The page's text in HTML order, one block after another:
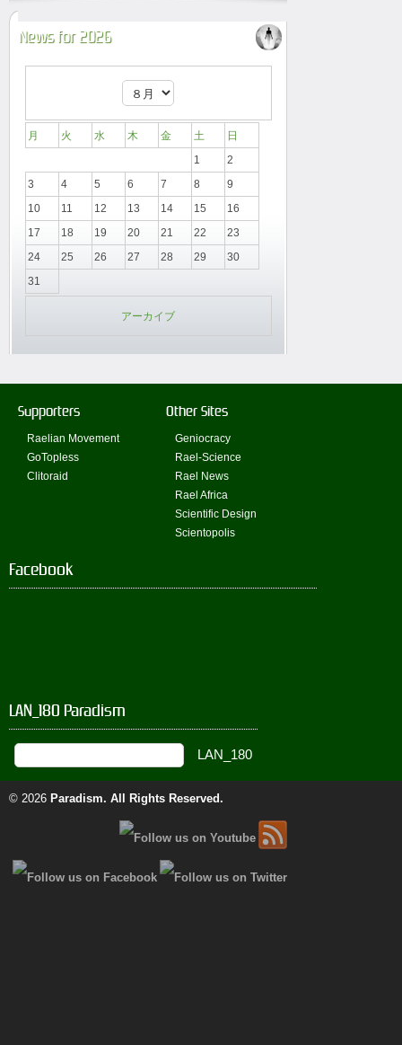
News for 2026
月 火 水 木 金 土
日
1
2
3
4 5 6 7 8
9
10
11 12 13 14 15
16
17
18 19 20 21 22
23
24
25 26 27 28 29
30
31
アーカイブ
Supporters
Raelian Movement
GoTopless
Clitoraid
Other Sites
Geniocracy
Rael-Science
Rael News
Rael Africa
Scientific Design
Scientopolis
Facebook
LAN_180 Paradism
© 2026 Paradism. All Rights Reserved.